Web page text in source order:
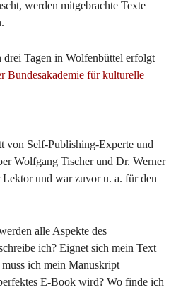
werden mitgebrachte Texte
Tagen in Wolfenbüttel erfolgt
Bundesakademie für kulturelle
von Self-Publishing-Experte und
Wolfgang Tischer und Dr. Werner
und war zuvor u. a. für den
alle Aspekte des
ich? Eignet sich mein Text
ich mein Manuskript
E-Book wird? Wo finde ich